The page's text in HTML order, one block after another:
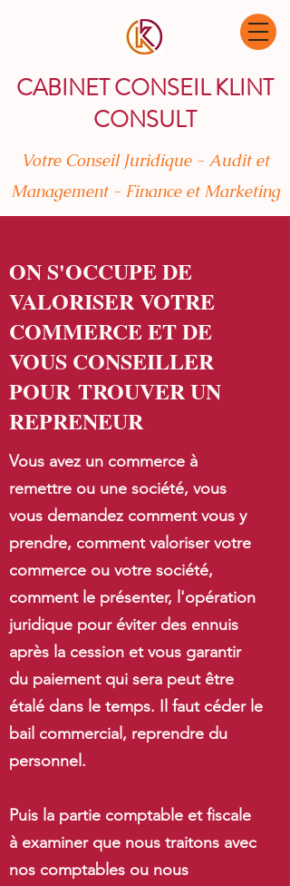
CABINET CONSEIL KLINT
CONSULT
Votre Conseil Juridique - Audit et
Management - Finance et Marketing
ON S'OCCUPE DE
VALORISER VOTRE
COMMERCE ET DE
VOUS CONSEILLER
POUR TROUVER UN
REPRENEUR
Vous avez un commerce à
remettre ou une société, vous
vous demandez comment vous y
prendre, comment valoriser votre
commerce ou votre société,
comment le présenter, l'opération
juridique pour éviter des ennuis
après la cession et vous garantir
du paiement qui sera peut être
étalé dans le temps. Il faut céder le
bail commercial, reprendre du
personnel.
Puis la partie comptable et fiscale
à examiner que nous traitons avec
nos comptables ou nous